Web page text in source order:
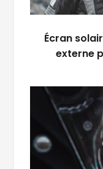
Écran
externe